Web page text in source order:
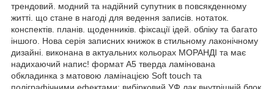
трендовий. модний та надійний супутник в повсякденному
житті. що стане в нагоді для ведення записів. нотаток.
конспектів. планів. щоденників. фіксації ідей. обліку та багато
іншого. Нова серія записних книжок в стильному лаконічному
дизайні. виконана в актуальних кольорах МОРАНДІ та має
надихаючий напис! формат А5 тверда ламінована
обкладинка з матовою ламінацією Soft touch та
поліграфічними ефектами: вибірковий УФ лак внутрішній блок